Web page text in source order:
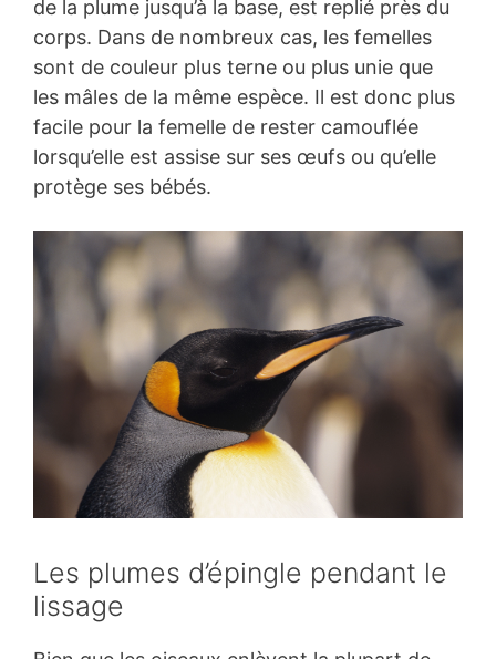
de la plume jusqu’à la base, est replié près du
corps. Dans de nombreux cas, les femelles
sont de couleur plus terne ou plus unie que
les mâles de la même espèce. Il est donc plus
facile pour la femelle de rester camouflée
lorsqu’elle est assise sur ses œufs ou qu’elle
protège ses bébés.
Les plumes d’épingle pendant le
lissage